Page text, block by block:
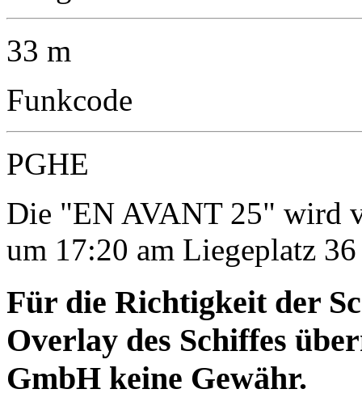
33 m
Funkcode
PGHE
Die "EN AVANT 25" wird
um 17:20 am Liegeplatz
Für die Richtigkeit der
Overlay des Schiffes
GmbH keine Gewähr.